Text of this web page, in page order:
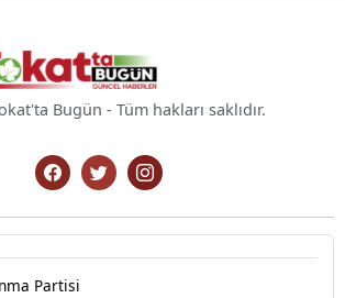
Bugün - Tüm hakları saklıdır.
Partisi